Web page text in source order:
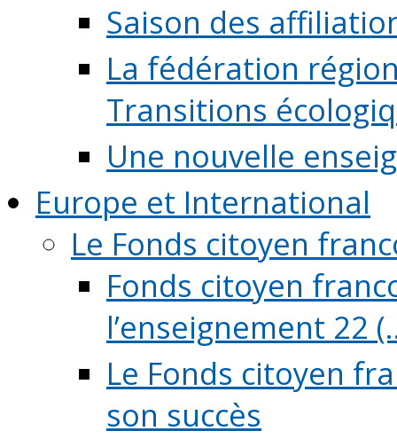
Saison des
La fédération
Transitions
Une nouvelle
Europe et International
Le Fonds citoyen
Fonds citoyen
l’enseignement 22
Le Fonds citoyen
son succès